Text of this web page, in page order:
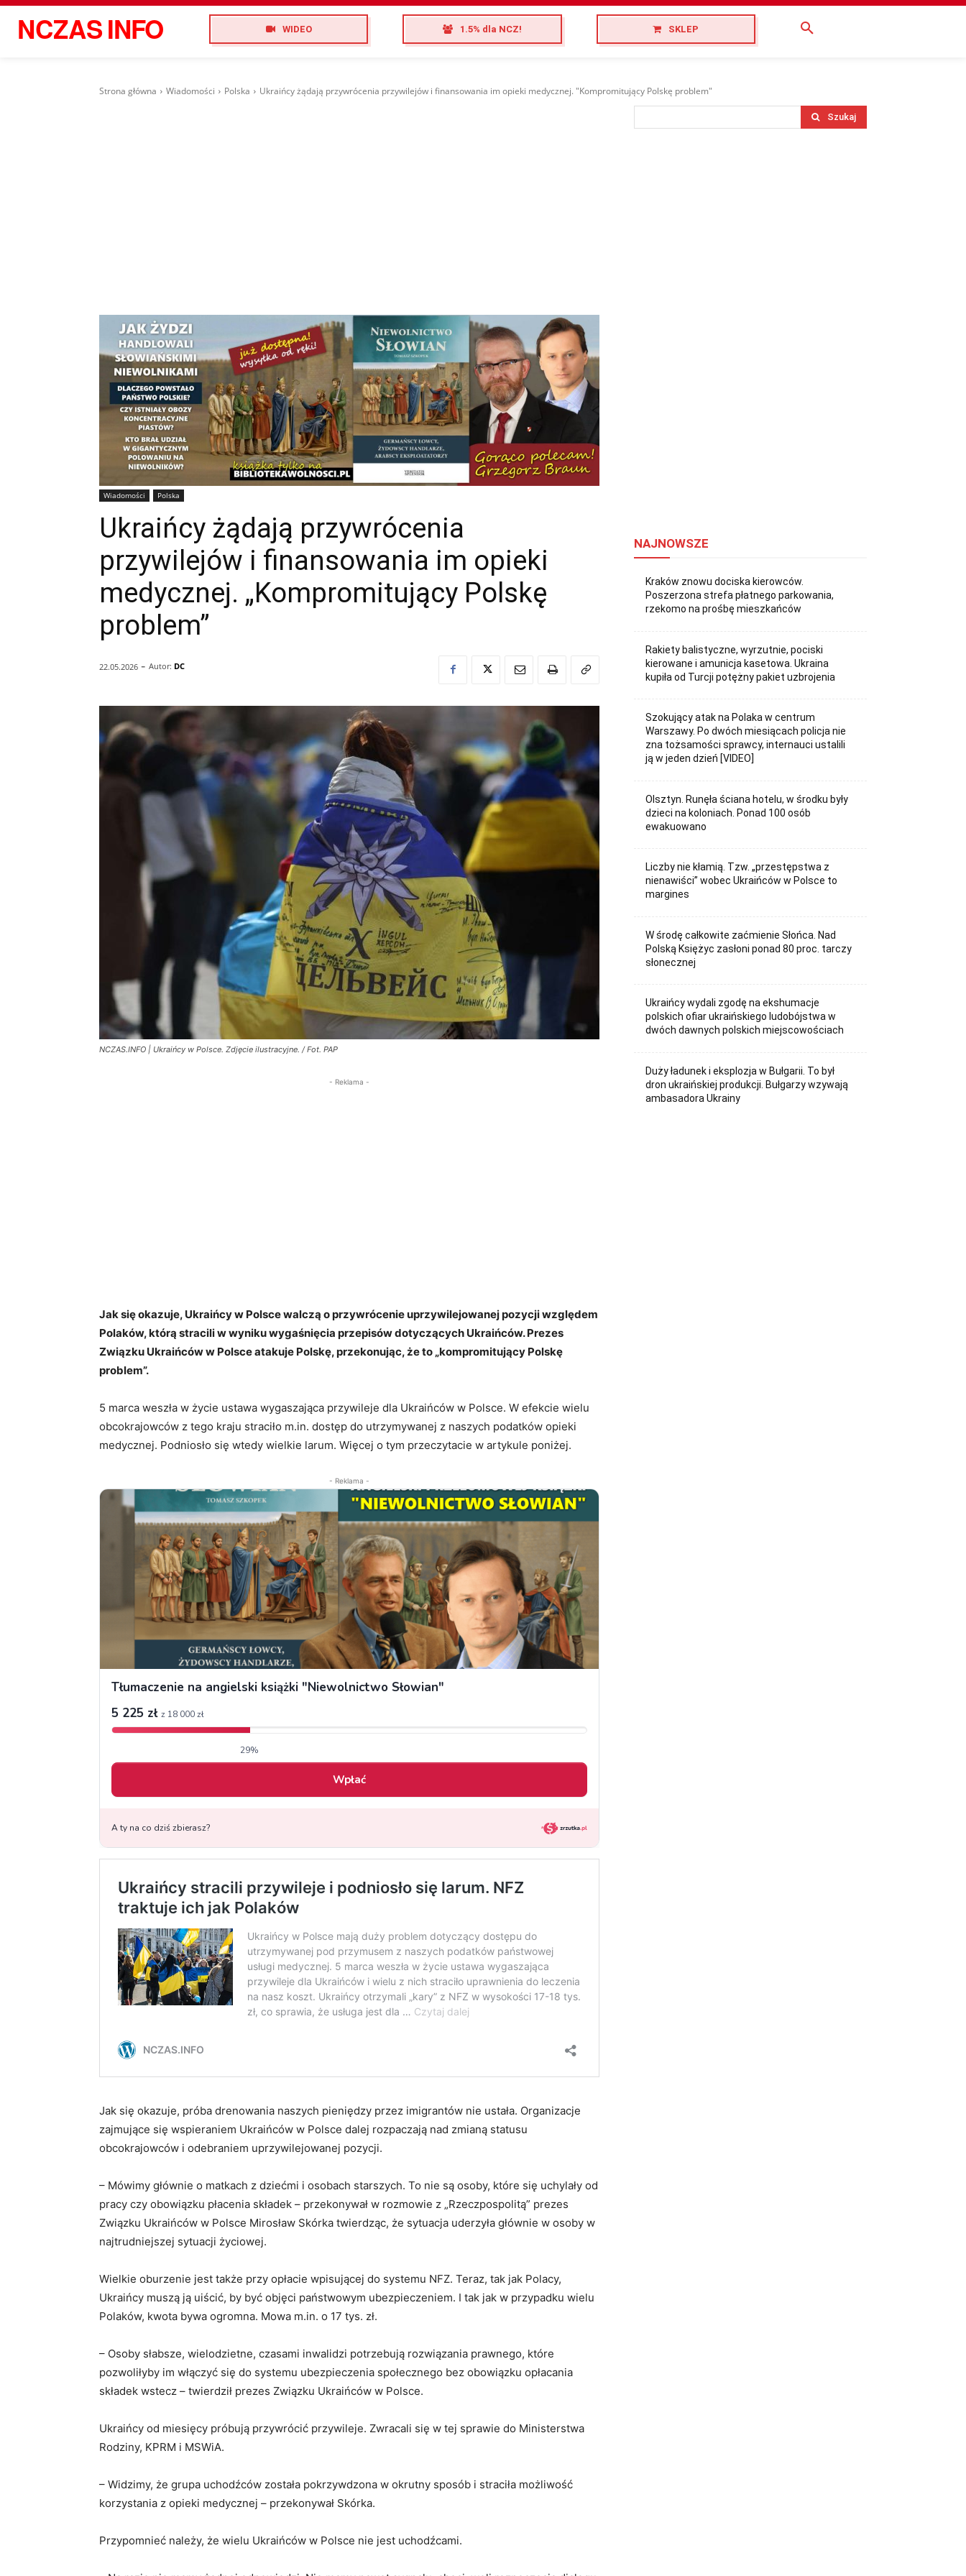
NCZASINFO WIDEO 1.5% dla NCZ! SKLEP
Strona główna Wiadomości Polska Ukraińcy żądają przywrócenia przywilejów i finansowania im opieki medycznej. "Kompromitujący Polskę problem"
Wiadomości Polska
Ukraińcy żądają przywrócenia
przywilejów i finansowania im opieki
medycznej. „Kompromitujący Polskę
problem”
22.05.2026 - Autor: DC
NCZAS.INFO | Ukraińcy w Polsce. Zdjęcie ilustracyjne. / Fot. PAP
- Reklama -
Jak się okazuje, Ukraińcy w Polsce walczą o przywrócenie uprzywilejowanej pozycji względem
Polaków, którą stracili w wyniku wygaśnięcia przepisów dotyczących Ukraińców. Prezes
Związku Ukraińców w Polsce atakuje Polskę, przekonując, że to „kompromitujący Polskę
problem”.
5 marca weszła w życie ustawa wygaszająca przywileje dla Ukraińców w Polsce. W efekcie wielu
obcokrajowców z tego kraju straciło m.in. dostęp do utrzymywanej z naszych podatków opieki
medycznej. Podniosło się wtedy wielkie larum. Więcej o tym przeczytacie w artykule poniżej.
- Reklama -
Jak się okazuje, próba drenowania naszych pieniędzy przez imigrantów nie ustała. Organizacje
zajmujące się wspieraniem Ukraińców w Polsce dalej rozpaczają nad zmianą statusu
obcokrajowców i odebraniem uprzywilejowanej pozycji.
– Mówimy głównie o matkach z dziećmi i osobach starszych. To nie są osoby, które się uchylały od
pracy czy obowiązku płacenia składek – przekonywał w rozmowie z „Rzeczpospolitą” prezes
Związku Ukraińców w Polsce Mirosław Skórka twierdząc, że sytuacja uderzyła głównie w osoby w
najtrudniejszej sytuacji życiowej.
Wielkie oburzenie jest także przy opłacie wpisującej do systemu NFZ. Teraz, tak jak Polacy,
Ukraińcy muszą ją uiścić, by być objęci państwowym ubezpieczeniem. I tak jak w przypadku wielu
Polaków, kwota bywa ogromna. Mowa m.in. o 17 tys. zł.
– Osoby słabsze, wielodzietne, czasami inwalidzi potrzebują rozwiązania prawnego, które
pozwoliłyby im włączyć się do systemu ubezpieczenia społecznego bez obowiązku opłacania
składek wstecz – twierdził prezes Związku Ukraińców w Polsce.
Ukraińcy od miesięcy próbują przywrócić przywileje. Zwracali się w tej sprawie do Ministerstwa
Rodziny, KPRM i MSWiA.
– Widzimy, że grupa uchodźców została pokrzywdzona w okrutny sposób i straciła możliwość
korzystania z opieki medycznej – przekonywał Skórka.
Przypomnieć należy, że wielu Ukraińców w Polsce nie jest uchodźcami.
Szukaj
NAJNOWSZE
Kraków znowu dociska kierowców.
Poszerzona strefa płatnego parkowania,
rzekomo na prośbę mieszkańców
Rakiety balistyczne, wyrzutnie, pociski
kierowane i amunicja kasetowa. Ukraina
kupiła od Turcji potężny pakiet uzbrojenia
Szokujący atak na Polaka w centrum
Warszawy. Po dwóch miesiącach policja nie
zna tożsamości sprawcy, internauci ustalili
ją w jeden dzień [VIDEO]
Olsztyn. Runęła ściana hotelu, w środku były
dzieci na koloniach. Ponad 100 osób
ewakuowano
Liczby nie kłamią. Tzw. „przestępstwa z
nienawiści” wobec Ukraińców w Polsce to
margines
W środę całkowite zaćmienie Słońca. Nad
Polską Księżyc zasłoni ponad 80 proc. tarczy
słonecznej
Ukraińcy wydali zgodę na ekshumacje
polskich ofiar ukraińskiego ludobójstwa w
dwóch dawnych polskich miejscowościach
Duży ładunek i eksplozja w Bułgarii. To był
dron ukraińskiej produkcji. Bułgarzy wzywają
ambasadora Ukrainy